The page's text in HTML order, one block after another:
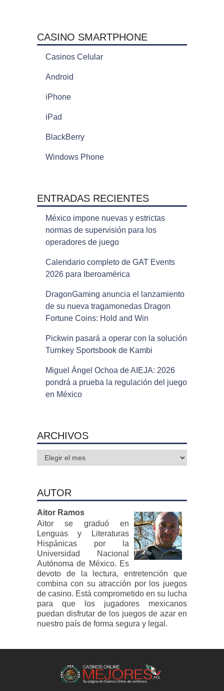
CASINO SMARTPHONE
Casinos Celular
Android
iPhone
iPad
BlackBerry
Windows Phone
ENTRADAS RECIENTES
México impone nuevas y estrictas
normas de supervisión para los
operadores de juego
Calendario completo de GAT Events
2026 para Iberoamérica
DragonGaming anuncia el lanzamiento
de su nueva tragamonedas Dragon
Fortune Coins: Hold and Win
Pickwin pasará a operar con la solución
Turnkey Sportsbook de Kambi
Miguel Ángel Ochoa de AIEJA: 2026
pondrá a prueba la regulación del juego
en México
ARCHIVOS
Archivos
AUTOR
Aitor Ramos
Aitor se graduó en
Lenguas y Literaturas
Hispánicas por la
Universidad Nacional
Autónoma de México. Es
devoto de la lectura, entretención que
combina con su atracción por los juegos
de casino. Está comprometido en su lucha
para que los jugadores mexicanos
puedan disfrutar de los juegos de azar en
nuestro país de forma segura y legal.